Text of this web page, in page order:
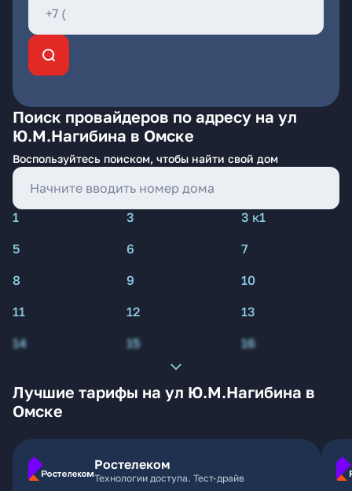
Поиск провайдеров по адресу на ул
Ю.М.Нагибина в Омске
Воспользуйтесь поиском, чтобы найти свой дом
1 3
3 к1
5
6
7
8
9
10
11
12
13
14
15 16
Лучшие тарифы на ул Ю.М.Нагибина в
Омске
Ростелеком
Технологии доступа. Тест-драйв